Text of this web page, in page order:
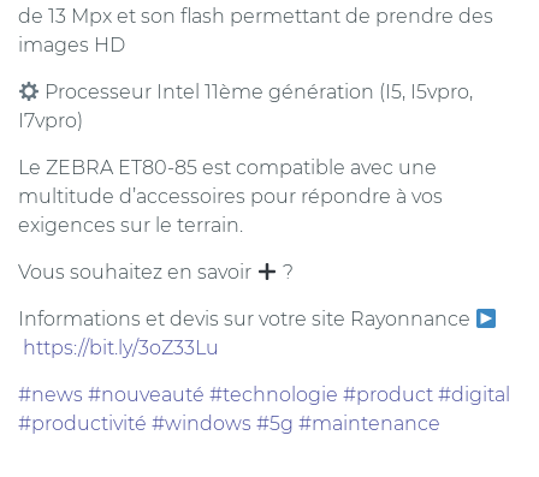
de 13 Mpx et son flash permettant de prendre des
images HD
Processeur Intel 11ème génération (I5, I5vpro,
I7vpro)
Le ZEBRA ET80-85 est compatible avec une
multitude d’accessoires pour répondre à vos
exigences sur le terrain.
Vous souhaitez en savoir ?
Informations et devis sur votre site Rayonnance
https://bit.ly/3oZ33Lu
#news #nouveauté #technologie #product #digital
#productivité #windows #5g #maintenance